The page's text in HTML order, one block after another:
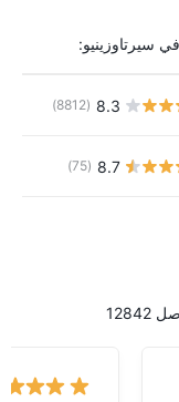
سيرتاوزينيو:
8.3
(8812)
8.7
(75)